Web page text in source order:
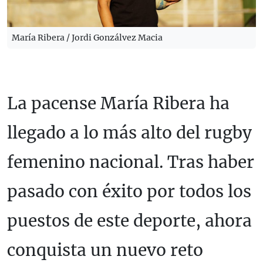
María Ribera / Jordi Gonzálvez Macia
La pacense María Ribera ha
llegado a lo más alto del rugby
femenino nacional. Tras haber
pasado con éxito por todos los
puestos de este deporte, ahora
conquista un nuevo reto